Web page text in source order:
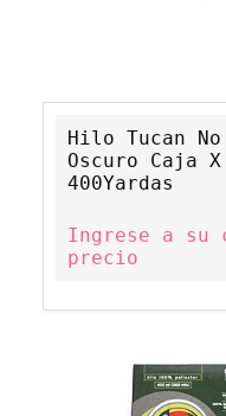
Hilo Tucan
Oscuro Caja
400Yardas
Ingrese a su
precio